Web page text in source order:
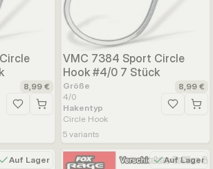
8,99 €
Zur Wunschliste hinzufügen
VMC 7384 Sport Circle
Hook #4/0 7 Stück
Größe
4/0
Hakentyp
Circle Hook
8,99 €
Zur
5 variants
Auf Lager Auf Lager